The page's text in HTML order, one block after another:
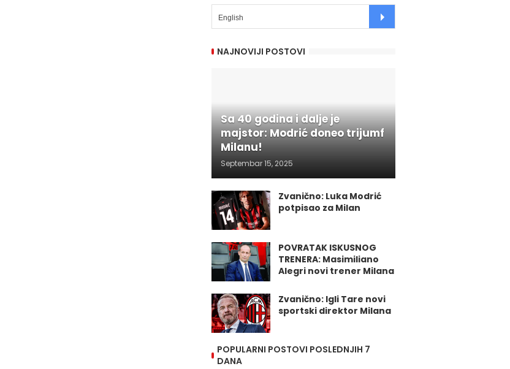
NAJNOVIJI POSTOVI
Sa 40 godina i dalje je
majstor: Modrić doneo trijumf
Milanu!
Septembar 15, 2025
Zvanično: Luka Modrić
potpisao za Milan
POVRATAK ISKUSNOG
TRENERA: Masimiliano
Alegri novi trener Milana
Zvanično: Igli Tare novi
sportski direktor Milana
POPULARNI POSTOVI POSLEDNJIH 7
DANA